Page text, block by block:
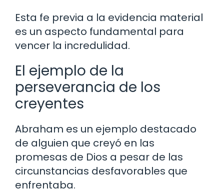
Esta fe previa a la evidencia material
es un aspecto fundamental para
vencer la incredulidad.
El ejemplo de la
perseverancia de los
creyentes
Abraham es un ejemplo destacado
de alguien que creyó en las
promesas de Dios a pesar de las
circunstancias desfavorables que
enfrentaba.